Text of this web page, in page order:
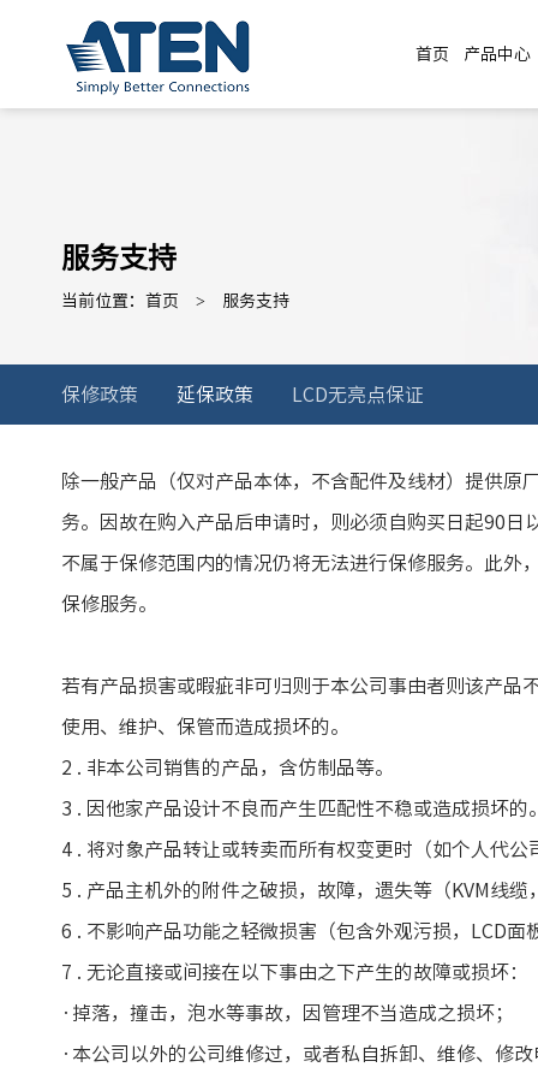
首页
首页
产品中心
产品中心
服务支持
当前位置：首页 > 服务支持
保修政策 延保政策 LCD无亮点保证
除一般产品（仅对产品本体，不含配件及线材）提供
务。因故在购入产品后申请时，则必须自购买日起90
不属于保修范围内的情况仍将无法进行保修服务。此外
保修服务。
若有产品损害或暇疵非可归则于本公司事由者则该产品
使用、维护、保管而造成损坏的。
2 . 非本公司销售的产品，含仿制品等。
3 . 因他家产品设计不良而产生匹配性不稳或造成损坏的
4 . 将对象产品转让或转卖而所有权变更时（如个人代
5 . 产品主机外的附件之破损，故障，遗失等（KVM线
6 . 不影响产品功能之轻微损害（包含外观污损，LCD
7 . 无论直接或间接在以下事由之下产生的故障或
·掉落，撞击，泡水等事故，因管理不当造成之损
·本公司以外的公司维修过，或者私自拆卸、维修